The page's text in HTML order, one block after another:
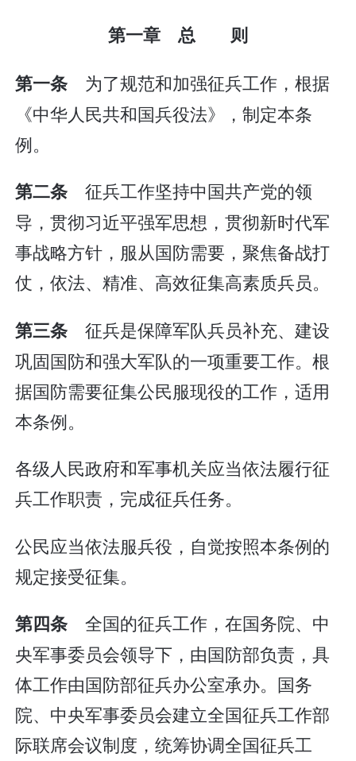
第一章 总 则
第一条 为了规范和加强征兵工作，根据
《中华人民共和国兵役法》，制定本条
例。
第二条 征兵工作坚持中国共产党的领
导，贯彻习近平强军思想，贯彻新时代军
事战略方针，服从国防需要，聚焦备战打
仗，依法、精准、高效征集高素质兵员。
第三条 征兵是保障军队兵员补充、建设
巩固国防和强大军队的一项重要工作。根
据国防需要征集公民服现役的工作，适用
本条例。
各级人民政府和军事机关应当依法履行征
兵工作职责，完成征兵任务。
公民应当依法服兵役，自觉按照本条例的
规定接受征集。
第四条 全国的征兵工作，在国务院、中
央军事委员会领导下，由国防部负责，具
体工作由国防部征兵办公室承办。国务
院、中央军事委员会建立全国征兵工作部
际联席会议制度，统筹协调全国征兵工